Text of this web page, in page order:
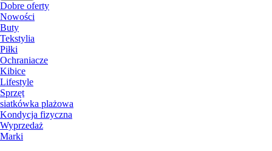
Dobre oferty
Nowości
Buty
Tekstylia
Piłki
Ochraniacze
Kibice
Lifestyle
Sprzęt
siatkówka plażowa
Kondycja fizyczna
Wyprzedaż
Marki